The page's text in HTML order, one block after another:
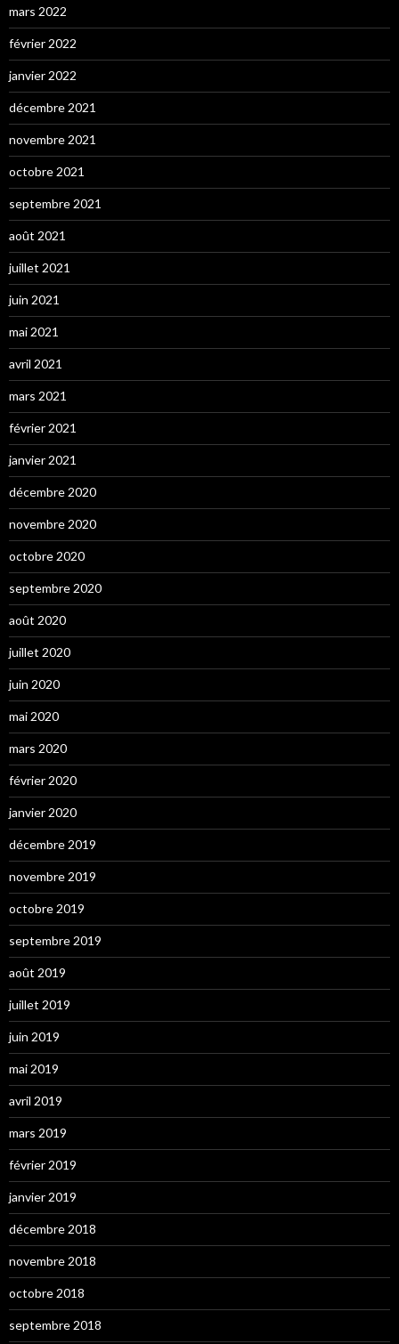
mars 2022
février 2022
janvier 2022
décembre 2021
novembre 2021
octobre 2021
septembre 2021
août 2021
juillet 2021
juin 2021
mai 2021
avril 2021
mars 2021
février 2021
janvier 2021
décembre 2020
novembre 2020
octobre 2020
septembre 2020
août 2020
juillet 2020
juin 2020
mai 2020
mars 2020
février 2020
janvier 2020
décembre 2019
novembre 2019
octobre 2019
septembre 2019
août 2019
juillet 2019
juin 2019
mai 2019
avril 2019
mars 2019
février 2019
janvier 2019
décembre 2018
novembre 2018
octobre 2018
septembre 2018